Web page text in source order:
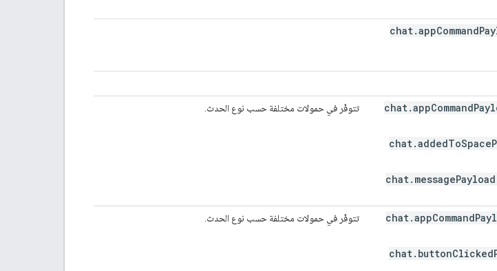
chat.appCommand
تتوفّر في حمولات مختلفة حسب نوع الحدث.
تتوفّر في حمولات مختلفة حسب نوع الحدث.